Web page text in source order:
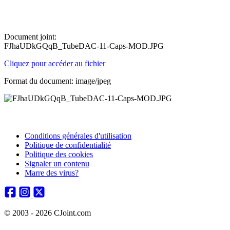
Document joint:
FJhaUDkGQqB_TubeDAC-11-Caps-MOD.JPG
Cliquez pour accéder au fichier
Format du document: image/jpeg
Conditions générales d'utilisation
Politique de confidentialité
Politique des cookies
Signaler un contenu
Marre des virus?
© 2003 - 2026 CJoint.com